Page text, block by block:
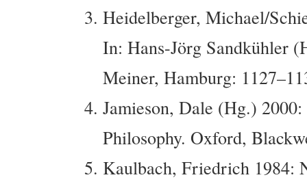
Heidelberger, Michael/
In: Hans-Jörg Sandkühler
Meiner, Hamburg:
Jamieson, Dale (Hg.)
Philosophy. Oxford,
Kaulbach, Friedrich 1984: